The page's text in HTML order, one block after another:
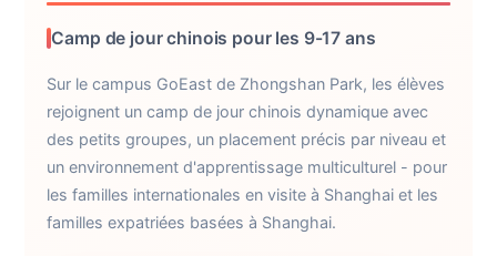
Camp de jour chinois pour les 9-17 ans
Sur le campus GoEast de Zhongshan Park, les élèves
rejoignent un camp de jour chinois dynamique avec
des petits groupes, un placement précis par niveau et
un environnement d'apprentissage multiculturel - pour
les familles internationales en visite à Shanghai et les
familles expatriées basées à Shanghai.